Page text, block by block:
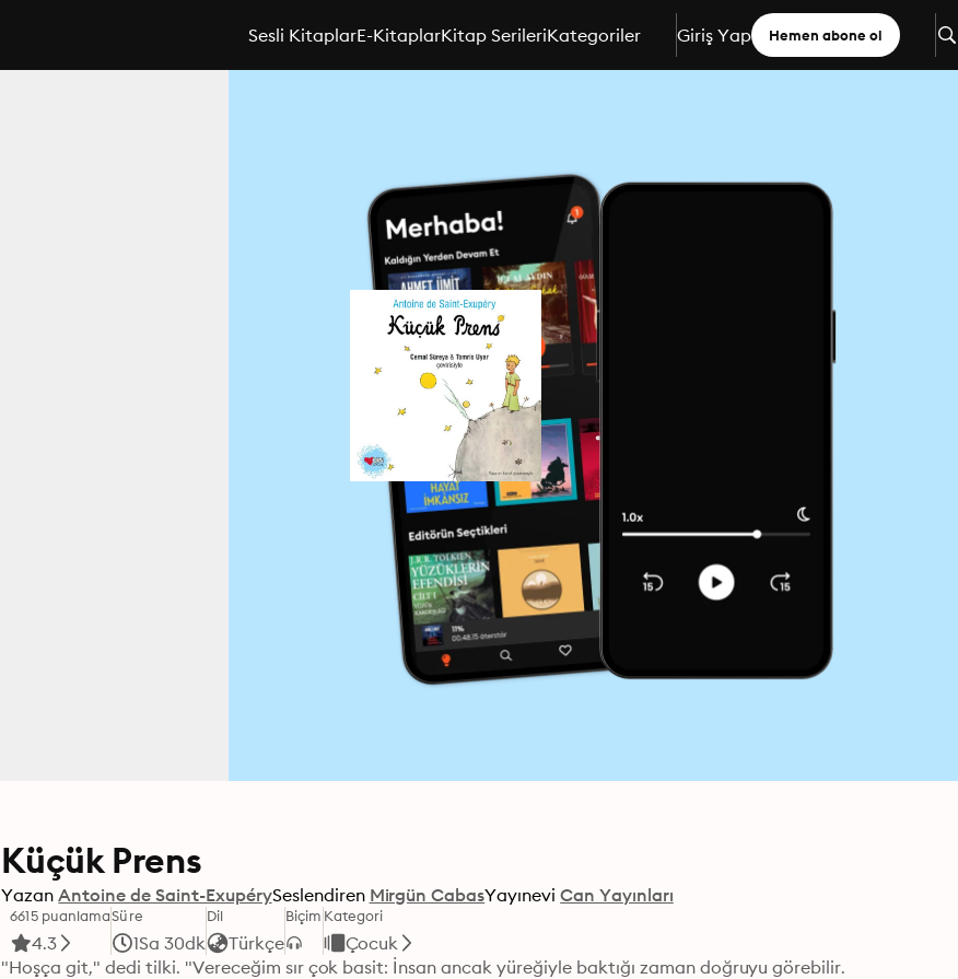
Sesli KitaplarE-KitaplarKitap SerileriKategoriler Giriş Yap Hemen abone ol
Küçük Prens
Yazan Antoine de Saint-ExupérySeslendiren Mirgün CabasYayınevi Can Yayınları
6615 puanlama
4.3
Süre
1Sa 30dk
Dil
Türkçe
Biçim Kategori
Çocuk
"Hoşça git," dedi tilki. "Vereceğim sır çok basit: İnsan ancak yüreğiyle baktığı zaman doğruyu görebilir.